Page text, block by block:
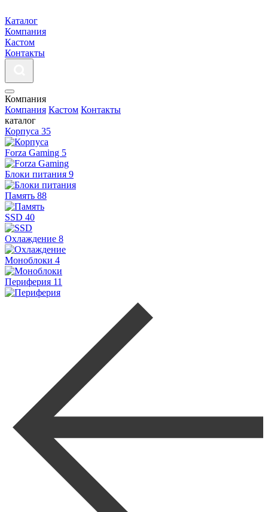
Каталог
Компания
Кастом
Контакты
Компания
Компания Кастом Контакты
каталог
Корпуса 35
Forza Gaming 5
Блоки питания 9
Память 88
SSD 40
Охлаждение 8
Моноблоки 4
Периферия 11